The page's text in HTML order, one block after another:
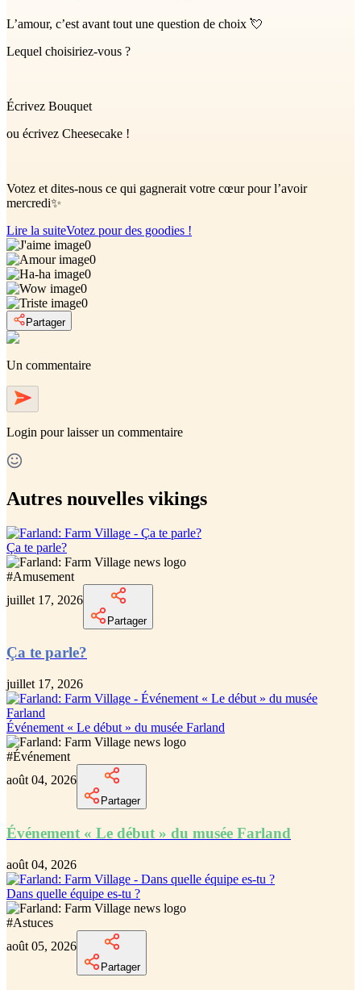
L’amour, c’est avant tout une question de choix 💘
Lequel choisiriez-vous ?
Écrivez Bouquet
ou écrivez Cheesecake !
Votez et dites-nous ce qui gagnerait votre cœur pour l’avoir
mercredi✨
Lire la suiteVotez pour des goodies !
0
0
0
0
0
Partager
Un commentaire
Login pour laisser un commentaire
Autres nouvelles vikings
Ça te parle?
#Amusement
juillet 17, 2026
Partager
Ça te parle?
juillet 17, 2026
Événement « Le début » du musée Farland
#Événement
août 04, 2026
Partager
Événement « Le début » du musée Farland
août 04, 2026
Dans quelle équipe es-tu ?
#Astuces
août 05, 2026
Partager